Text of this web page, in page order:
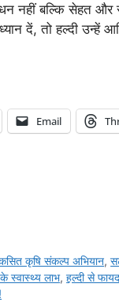
नहीं बल्कि सेहत और
दें, तो हल्दी
Email
कृषि संकल्प अभियान,
स्वास्थ्य लाभ,हल्दी से